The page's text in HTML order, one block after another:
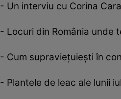
- Un interviu cu Corina
- Locuri din România unde
- Cum supravieţuieşti în
- Plantele de leac ale lunii